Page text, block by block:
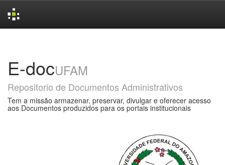
E-docUFAM
Repositorio de Documentos Administrativos
Tem a missão armazenar, preservar, divulgar e oferecer acesso
aos Documentos produzidos para os portais institucionais